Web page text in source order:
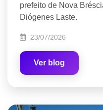
prefeito de Nova
Diógenes Laste.
23/07/2026
Ver blog